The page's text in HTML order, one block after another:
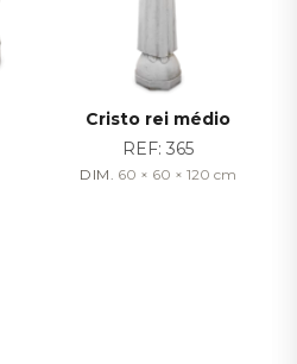
Cristo rei médio
REF: 365
DIM. 60 × 60 × 120 cm